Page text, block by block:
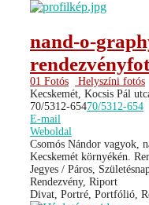
nand-o-
01 Fotós Helyszíni fotós
Kecskemét, Kocsis Pál
70/5312-65470/5312-654
E-mail
Weboldal
Csomós Nándor vagyok,
Kecskemét környékén.
Jegyes / Páros,
Rendezvény, Riport
Divat, Portré, Portfólió,